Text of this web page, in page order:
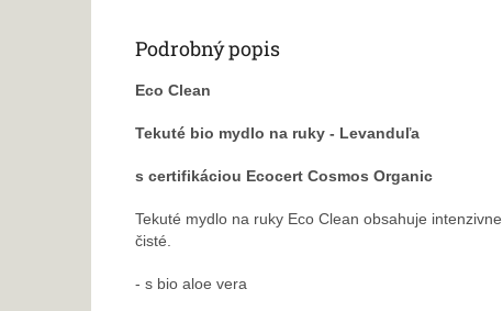
Podrobný popis
Eco Clean
Tekuté bio mydlo na ruky - Levanduľa
s certifikáciou Ecocert Cosmos Organic
Tekuté mydlo na ruky Eco Clean obsahuje
čisté.
- s bio aloe vera